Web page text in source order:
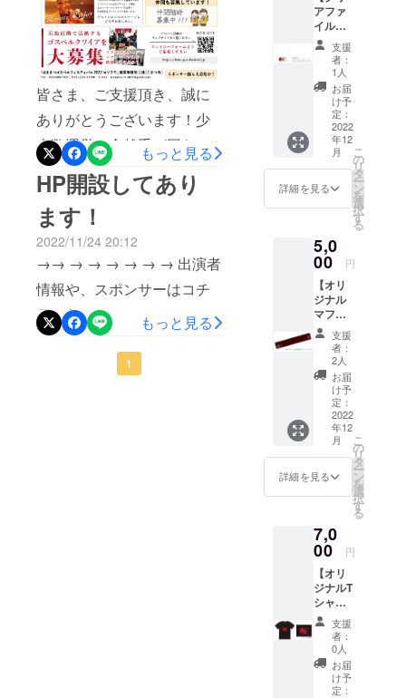
本公演、武道館2daysのコー
ラスとして出演！無料イベ
ントで、屋外でしかも一緒
に歌える機会まで！！昨年
も、ラニー・ラッカーさん
というゴスペル界の巨匠が
ゲストとして参加してくだ
さいましたが毎年恵まれて
います！今年もたくさんの
方に喜んで頂きたいのでぜ
ひご協力をお願い致します
【お願いその①】ワーク
ショップに参加して、一緒
ださい！今回のメインゲス
ざいました。・初回のクオ
リティではあり得ない内容
を皆さんに作って頂きまし
た・アクシデントすらパ
フォーマンス。・MCはプロ
じゃないと・懐かしい皆さ
んとの関係まで辿り着きま
した。・可能性アリアリの
アリでした。・やっぱ今さ
ら歌えん。・メディアの皆
さん、来る時間間違えてま
す。・浜松に新しい文化
を！！・みんな仲間入りし
てください。人手不足で
す・無事開催でき、無事終
皆さま、ご支援頂き、誠に
ありがとうございます！少
人数運営で全然手が回らず...
本当に申し訳ない思い出
いっぱいですがそんな中で
も出演を決めてくださった
皆さまをご紹介させていた
だきます！学校法人誠心学
園 浜松開誠館中学校・高等
学校 吹奏楽部さま2022(第
28回)日本管楽合奏コンテス
ト全国大会高等学校Ａ部門
もっと見る
HP開設してあり
ます！
2022/11/24 20:12
→→ → → → → → → 出演者
情報や、スポンサーはコチ
ラから← ← ← ← ← ← ← ←
もっと見る
1
HYや五木ひ
ろしなどの
バックコー
加。ハモネ
プでも話題
になったメ
ンバーが所
属するアカ
ペラグルー
プ
シンクロノ
イズ)の追加
メンバーと
してプロ
ミュージ
シャン活動
歴もあり。
担当はベー
委員会
より御
礼の
メッ
セージ
を配信
致しま
す。
アファ
イルプ
ラン】
オリジ
ナルの
クリア
ファイ
ルをお
届けし
ます。
ご希望
の方は
当日会
場での
お渡し
です！
＜お返
し内容
＞ ・ク
リア
ファイ
ル：A4
サイズ
（１
枚） お
渡し方
法をお
選びく
ださ
い。 会
場（浜
松市
ソラ
モ）で
お渡し
をご希
望の方
は、当
日ス
タッフ
に引換
番号と
お名前
をお伝
支援
者：
1人
お届
け予
定：
2022
年12
月
詳細を見る
こ
の
リ
タ
ー
ン
を
選
択
す
る
5,0
00 円
【オリ
ジナル
マフ
ラータ
オル・
クリア
ファイ
ルプラ
ン】 暑
い日は
水に濡
らして
首に巻
けば涼
しい！
寒い日
ラーに
もな
る！
フェス
の観覧
にも便
利なオ
シャレ
デザイ
ンのタ
オルを
お届け
支援
者：
2人
お届
け予
定：
2022
年12
月
詳細を見る
こ
の
リ
タ
ー
ン
を
選
択
す
る
7,0
00 円
【オリ
ジナルT
シャツ
ご支援
プラ
ン】
フェス
会場で
着用す
支援
者：
0人
お届
け予
定：